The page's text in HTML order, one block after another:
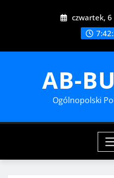
czwartek,
AB-
Ogólnopolski